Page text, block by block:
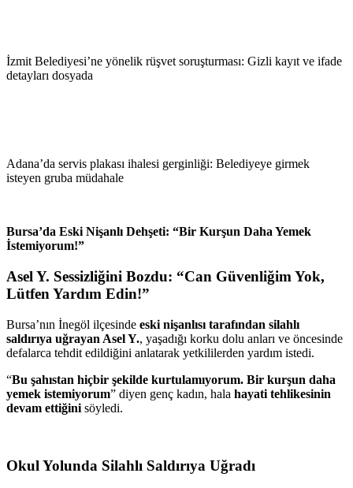
İzmit Belediyesi’ne yönelik rüşvet soruşturması: Gizli kayıt ve ifade
detayları dosyada
Adana’da servis plakası ihalesi gerginliği: Belediyeye girmek
isteyen gruba müdahale
Bursa’da Eski Nişanlı Dehşeti: “Bir Kurşun Daha Yemek
İstemiyorum!”
Asel Y. Sessizliğini Bozdu: “Can Güvenliğim Yok,
Lütfen Yardım Edin!”
Bursa’nın İnegöl ilçesinde eski nişanlısı tarafından silahlı
saldırıya uğrayan Asel Y., yaşadığı korku dolu anları ve öncesinde
defalarca tehdit edildiğini anlatarak yetkililerden yardım istedi.
“Bu şahıstan hiçbir şekilde kurtulamıyorum. Bir kurşun daha
yemek istemiyorum” diyen genç kadın, hala hayati tehlikesinin
devam ettiğini söyledi.
Okul Yolunda Silahlı Saldırıya Uğradı